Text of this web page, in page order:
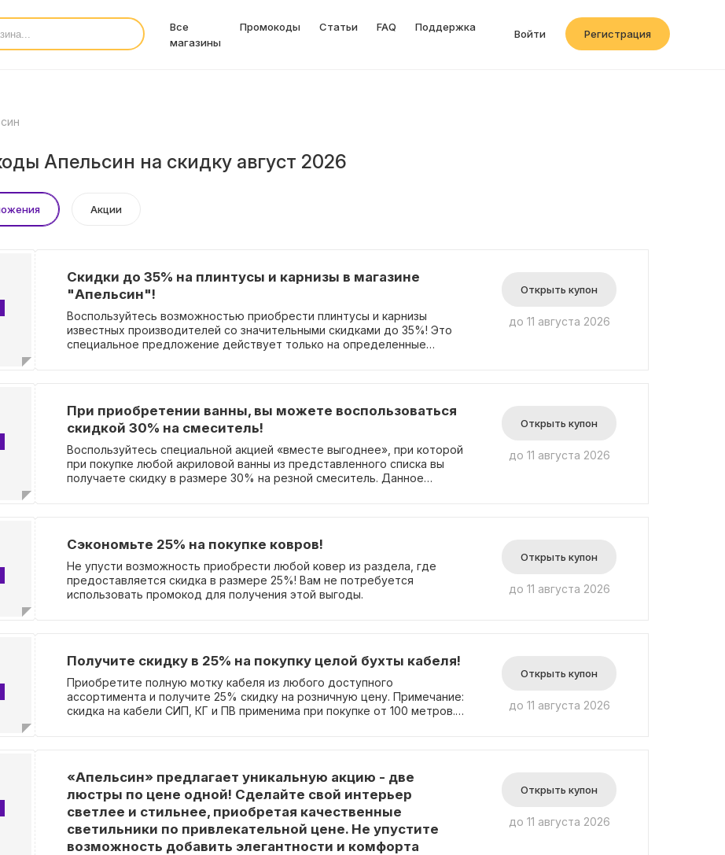
Все
магазины
Промокоды Статьи FAQ Поддержка
Войти Регистрация
Апельсин на скидку август 2026
Акции
Скидки до 35% на плинтусы и карнизы в магазине
"Апельсин"!
Воспользуйтесь возможностью приобрести плинтусы и карнизы
известных производителей со значительными скидками до 35%! Это
специальное предложение действует только на определенные
Открыть купон
до 11 августа 2026
При приобретении ванны, вы можете воспользоваться
скидкой 30% на смеситель!
Воспользуйтесь специальной акцией «вместе выгоднее», при которой
при покупке любой акриловой ванны из представленного списка вы
получаете скидку в размере 30% на резной смеситель. Данное
Открыть купон
до 11 августа 2026
Сэкономьте 25% на покупке ковров!
Не упусти возможность приобрести любой ковер из раздела, где
предоставляется скидка в размере 25%! Вам не потребуется
использовать промокод для получения этой выгоды.
Открыть купон
до 11 августа 2026
Получите скидку в 25% на покупку целой бухты кабеля!
Приобретите полную мотку кабеля из любого доступного
ассортимента и получите 25% скидку на розничную цену. Примечание:
скидка на кабели СИП, КГ и ПВ применима при покупке от 100 метров.
Открыть купон
до 11 августа 2026
«Апельсин» предлагает уникальную акцию - две
люстры по цене одной! Сделайте свой интерьер
светлее и стильнее, приобретая качественные
светильники по привлекательной цене. Не упустите
возможность добавить элегантности и комфорта
Открыть купон
до 11 августа 2026